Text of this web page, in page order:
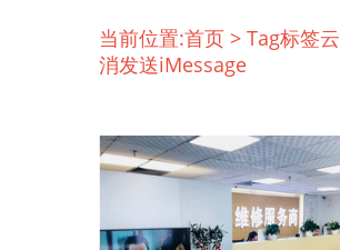
当前位置:首页 > Tag标签云
消发送iMessage